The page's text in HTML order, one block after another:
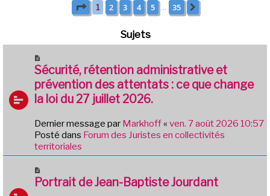
Page 1sur35
1 2 3 4 5 35
Sujets
o
u
v
e
u
m
e
s
a
Sécurité, rétention administrative et
prévention des attentats : ce que change
la loi du 27 juillet 2026.
Dernier message par Markhoff« ven. 7 août 2026 10:57
Posté dans Forum des Juristes en collectivités
territoriales
o
Portrait de Jean-Baptiste Jourdant